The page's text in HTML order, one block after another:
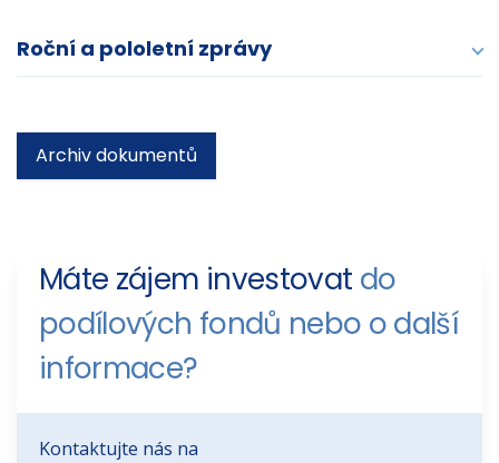
Roční a pololetní zprávy
Archiv dokumentů
Máte zájem investovat do
podílových fondů nebo o další
informace?
Kontaktujte nás na